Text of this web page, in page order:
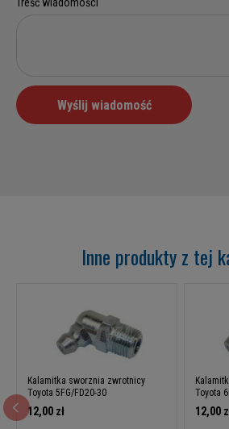
Inne produkty z tej
Kalamitka sworznia zwrotnicy
Toyota 5FG/FD20-30
12,00 zł
Toyota
12,00